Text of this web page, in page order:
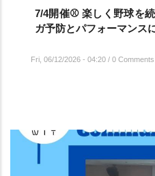
7/4開催⚾️ 楽しく野球を
ガ予防とパフォーマンス
Fri, 06/12/2026 - 04:20 / 0 Comments